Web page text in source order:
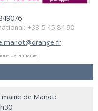
+33 5 45 84 90
de la mairie
de Manot: